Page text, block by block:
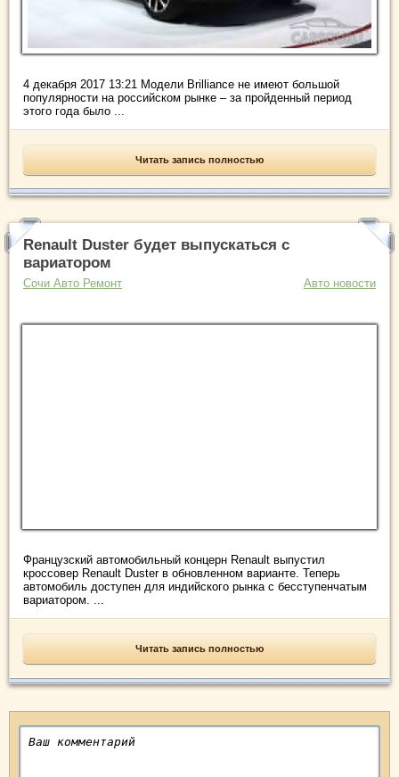
4 декабря 2017 13:21 Модели Brilliance не имеют большой
популярности на российском рынке – за пройденный период
этого года было ...
Читать запись полностью
Renault Duster будет выпускаться с
вариатором
Сочи Авто Ремонт Авто новости
Французский автомобильный концерн Renault выпустил
кроссовер Renault Duster в обновленном варианте. Теперь
автомобиль доступен для индийского рынка с бесступенчатым
вариатором. ...
Читать запись полностью